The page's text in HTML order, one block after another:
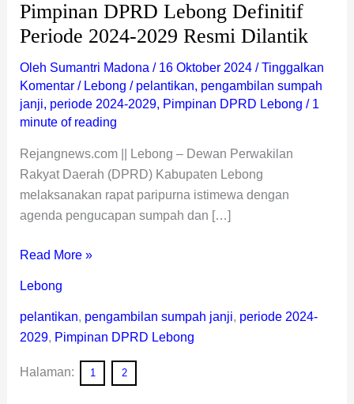
Pimpinan DPRD Lebong Definitif
Periode 2024-2029 Resmi Dilantik
Oleh Sumantri Madona / 16 Oktober 2024 /Tinggalkan
Komentar / Lebong / pelantikan, pengambilan sumpah
janji, periode 2024-2029, Pimpinan DPRD Lebong / 1
minute of reading
Rejangnews.com || Lebong – Dewan Perwakilan
Rakyat Daerah (DPRD) Kabupaten Lebong
melaksanakan rapat paripurna istimewa dengan
agenda pengucapan sumpah dan […]
Read More »
Lebong
pelantikan, pengambilan sumpah janji, periode 2024-
2029, Pimpinan DPRD Lebong
Halaman: 1 2